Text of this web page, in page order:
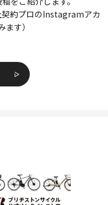
契約プロのInstagramアカ
す）